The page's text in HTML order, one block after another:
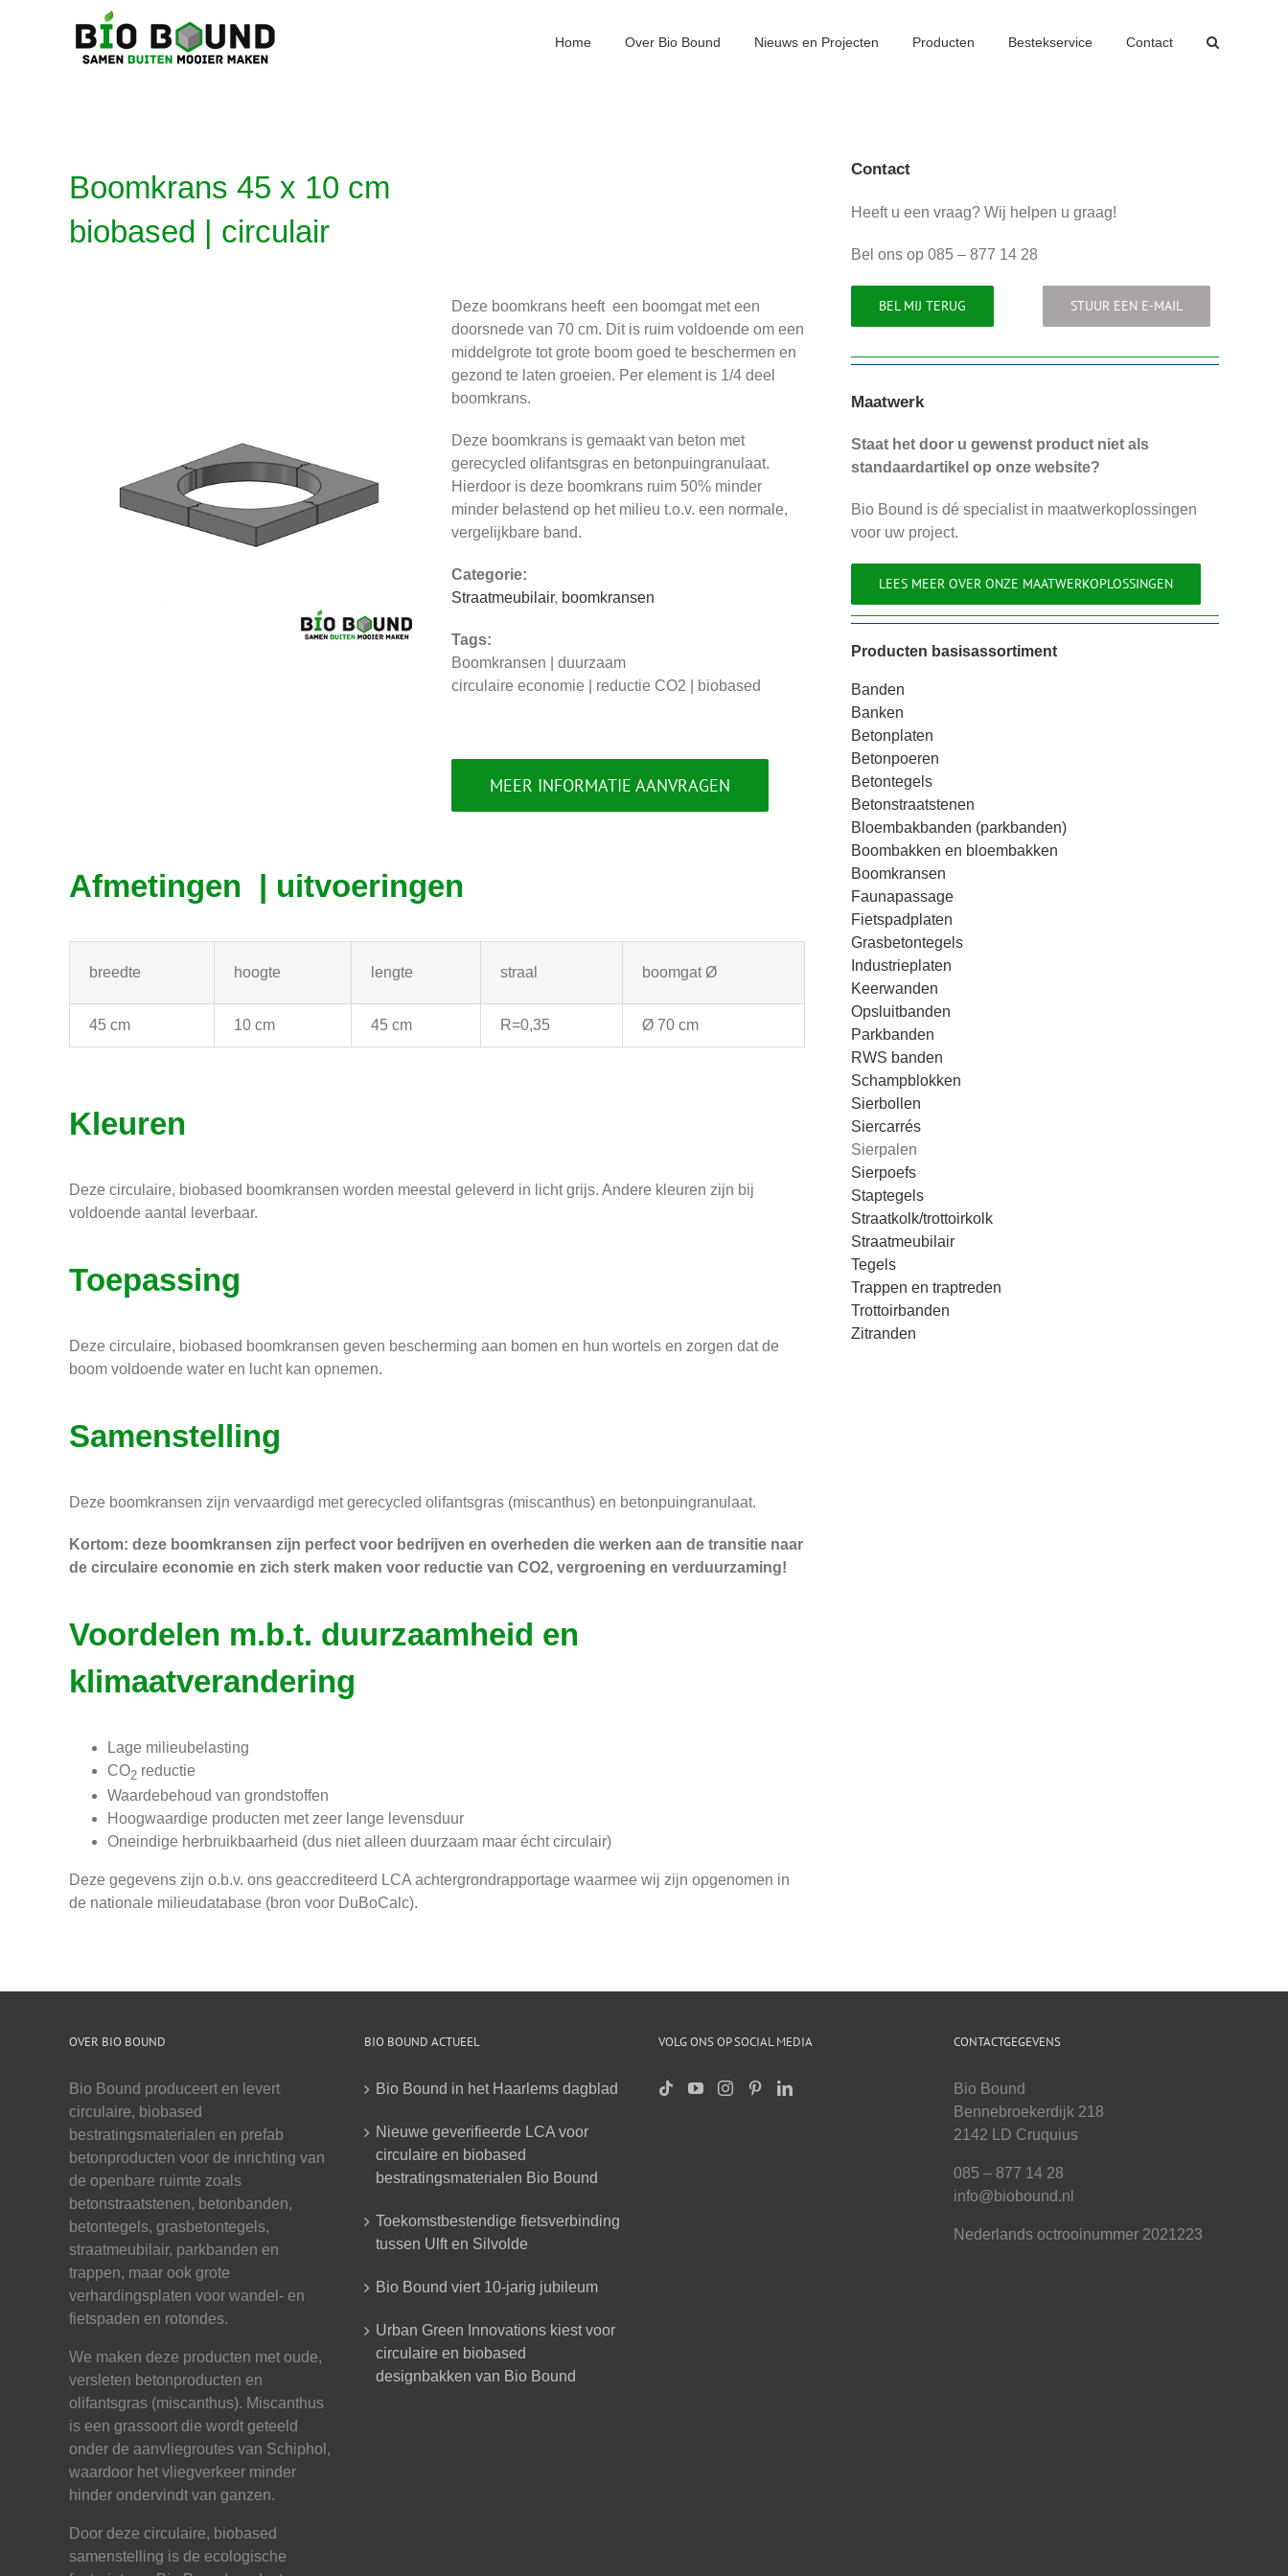
Home Over Bio Bound Nieuws en Projecten Producten Bestekservice Contact
Boomkrans 45 x 10 cm
biobased | circulair
Deze boomkrans heeft een boomgat met een
doorsnede van 70 cm. Dit is ruim voldoende om een
middelgrote tot grote boom goed te beschermen en
gezond te laten groeien. Per element is 1/4 deel
boomkrans.
Deze boomkrans is gemaakt van beton met
gerecycled olifantsgras en betonpuingranulaat.
Hierdoor is deze boomkrans ruim 50% minder
minder belastend op het milieu t.o.v. een normale,
vergelijkbare band.
Categorie:
Straatmeubilair, boomkransen
Tags:
Boomkransen | duurzaam
circulaire economie | reductie CO2 | biobased
MEER INFORMATIE AANVRAGEN
Afmetingen | uitvoeringen
breedte hoogte lengte straal boomgat Ø
45 cm 10 cm 45 cm R=0,35 Ø 70 cm
Kleuren
Deze circulaire, biobased boomkransen worden meestal geleverd in licht grijs. Andere kleuren zijn bij
voldoende aantal leverbaar.
Toepassing
Deze circulaire, biobased boomkransen geven bescherming aan bomen en hun wortels en zorgen dat de
boom voldoende water en lucht kan opnemen.
Samenstelling
Deze boomkransen zijn vervaardigd met gerecycled olifantsgras (miscanthus) en betonpuingranulaat.
Kortom: deze boomkransen zijn perfect voor bedrijven en overheden die werken aan de transitie naar
de circulaire economie en zich sterk maken voor reductie van CO2, vergroening en verduurzaming!
Voordelen m.b.t. duurzaamheid en
klimaatverandering
Lage milieubelasting
CO2 reductie
Waardebehoud van grondstoffen
Hoogwaardige producten met zeer lange levensduur
Oneindige herbruikbaarheid (dus niet alleen duurzaam maar écht circulair)
Deze gegevens zijn o.b.v. ons geaccrediteerd LCA achtergrondrapportage waarmee wij zijn opgenomen in
de nationale milieudatabase (bron voor DuBoCalc).
Contact
Heeft u een vraag? Wij helpen u graag!
Bel ons op 085 – 877 14 28
BEL MIJ TERUG STUUR EEN E-MAIL
Maatwerk
Staat het door u gewenst product niet als
standaardartikel op onze website?
Bio Bound is dé specialist in maatwerkoplossingen
voor uw project.
LEES MEER OVER ONZE MAATWERKOPLOSSINGEN
Producten basisassortiment
Banden
Banken
Betonplaten
Betonpoeren
Betontegels
Betonstraatstenen
Bloembakbanden (parkbanden)
Boombakken en bloembakken
Boomkransen
Faunapassage
Fietspadplaten
Grasbetontegels
Industrieplaten
Keerwanden
Opsluitbanden
Parkbanden
RWS banden
Schampblokken
Sierbollen
Siercarrés
Sierpalen
Sierpoefs
Staptegels
Straatkolk/trottoirkolk
Straatmeubilair
Tegels
Trappen en traptreden
Trottoirbanden
Zitranden
OVER BIO BOUND
Bio Bound produceert en levert
circulaire, biobased
bestratingsmaterialen en prefab
betonproducten voor de inrichting van
de openbare ruimte zoals
betonstraatstenen, betonbanden,
betontegels, grasbetontegels,
straatmeubilair, parkbanden en
trappen, maar ook grote
verhardingsplaten voor wandel- en
fietspaden en rotondes.
We maken deze producten met oude,
versleten betonproducten en
olifantsgras (miscanthus). Miscanthus
is een grassoort die wordt geteeld
onder de aanvliegroutes van Schiphol,
waardoor het vliegverkeer minder
hinder ondervindt van ganzen.
Door deze circulaire, biobased
samenstelling is de ecologische
BIO BOUND ACTUEEL
Bio Bound in het Haarlems dagblad
Nieuwe geverifieerde LCA voor
circulaire en biobased
bestratingsmaterialen Bio Bound
Toekomstbestendige fietsverbinding
tussen Ulft en Silvolde
Bio Bound viert 10-jarig jubileum
Urban Green Innovations kiest voor
circulaire en biobased
designbakken van Bio Bound
VOLG ONS OP SOCIAL MEDIA CONTACTGEGEVENS
Bio Bound
Bennebroekerdijk 218
2142 LD Cruquius
085 – 877 14 28
info@biobound.nl
Nederlands octrooinummer 2021223